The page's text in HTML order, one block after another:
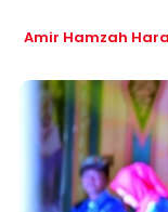
Amir Hamzah